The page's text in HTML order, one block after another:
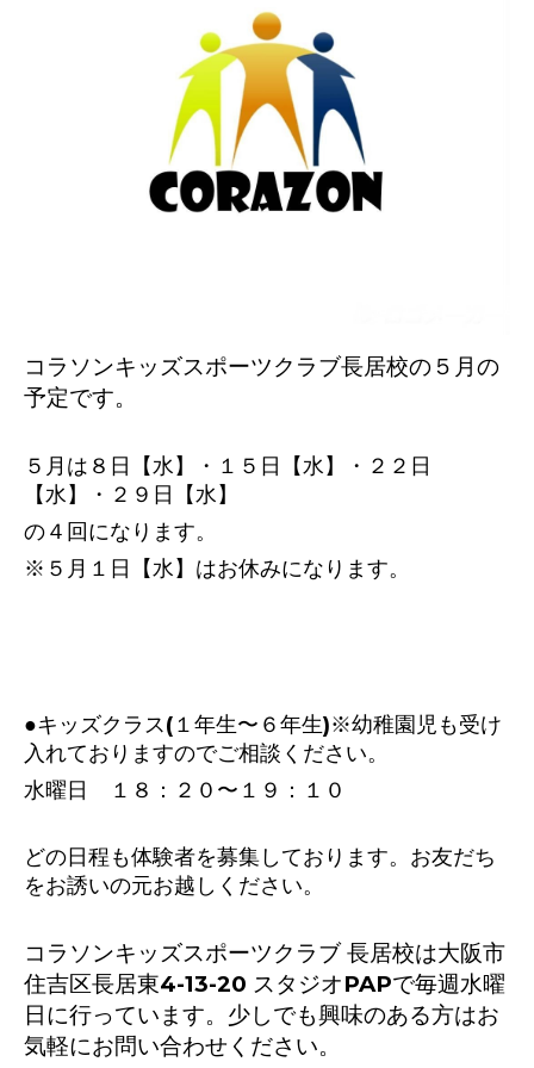
コラソンキッズスポーツクラブ長居校の５ 月の
予定です。
５月は８日【水】・１５日【水】・２２日
【水】・２９日【水】
の４回になります。
※５月１日【水】はお休みになります。
●キッズクラス(１年生〜６年生)※幼稚園児も受け
入れておりますのでご相談ください。
水曜日 １８：２０〜１９：１０
どの日程も体験者を募集しております。お友だち
をお誘いの元お越しください。
コラソンキッズスポーツクラブ 長居校は大阪市
住吉区長居東4-13-20 スタジオPAPで毎週水曜
日に行っています。少しでも興味のある方はお
気軽にお問い合わせください。